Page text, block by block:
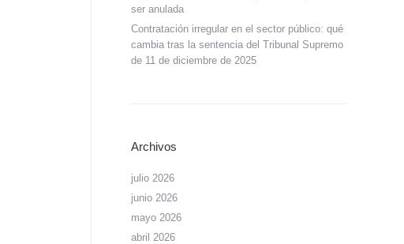
ser anulada
Contratación irregular en el sector público: qué
cambia tras la sentencia del Tribunal Supremo
de 11 de diciembre de 2025
Archivos
julio 2026
junio 2026
mayo 2026
abril 2026